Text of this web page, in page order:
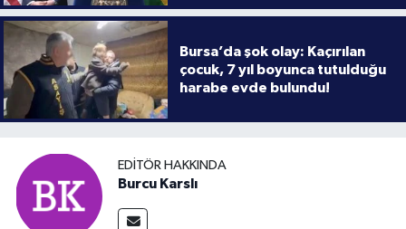
Bursa’da şok olay: Kaçırılan
çocuk, 7 yıl boyunca tutulduğu
harabe evde bulundu!
EDITÖR HAKKINDA
Burcu Karslı